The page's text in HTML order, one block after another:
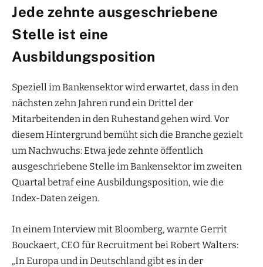
Jede zehnte ausgeschriebene
Stelle ist eine
Ausbildungsposition
Speziell im Bankensektor wird erwartet, dass in den
nächsten zehn Jahren rund ein Drittel der
Mitarbeitenden in den Ruhestand gehen wird. Vor
diesem Hintergrund bemüht sich die Branche gezielt
um Nachwuchs: Etwa jede zehnte öffentlich
ausgeschriebene Stelle im Bankensektor im zweiten
Quartal betraf eine Ausbildungsposition, wie die
Index-Daten zeigen.
In einem Interview mit Bloomberg, warnte Gerrit
Bouckaert, CEO für Recruitment bei Robert Walters:
„In Europa und in Deutschland gibt es in der